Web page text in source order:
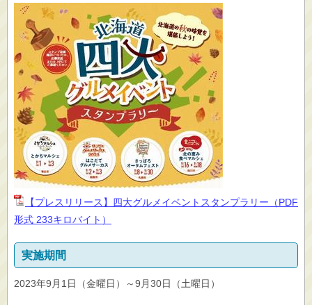
【プレスリリース】四大グルメイベントスタンプラリー（PDF
形式 233キロバイト）
実施期間
2023年9月1日（金曜日）～9月30日（土曜日）